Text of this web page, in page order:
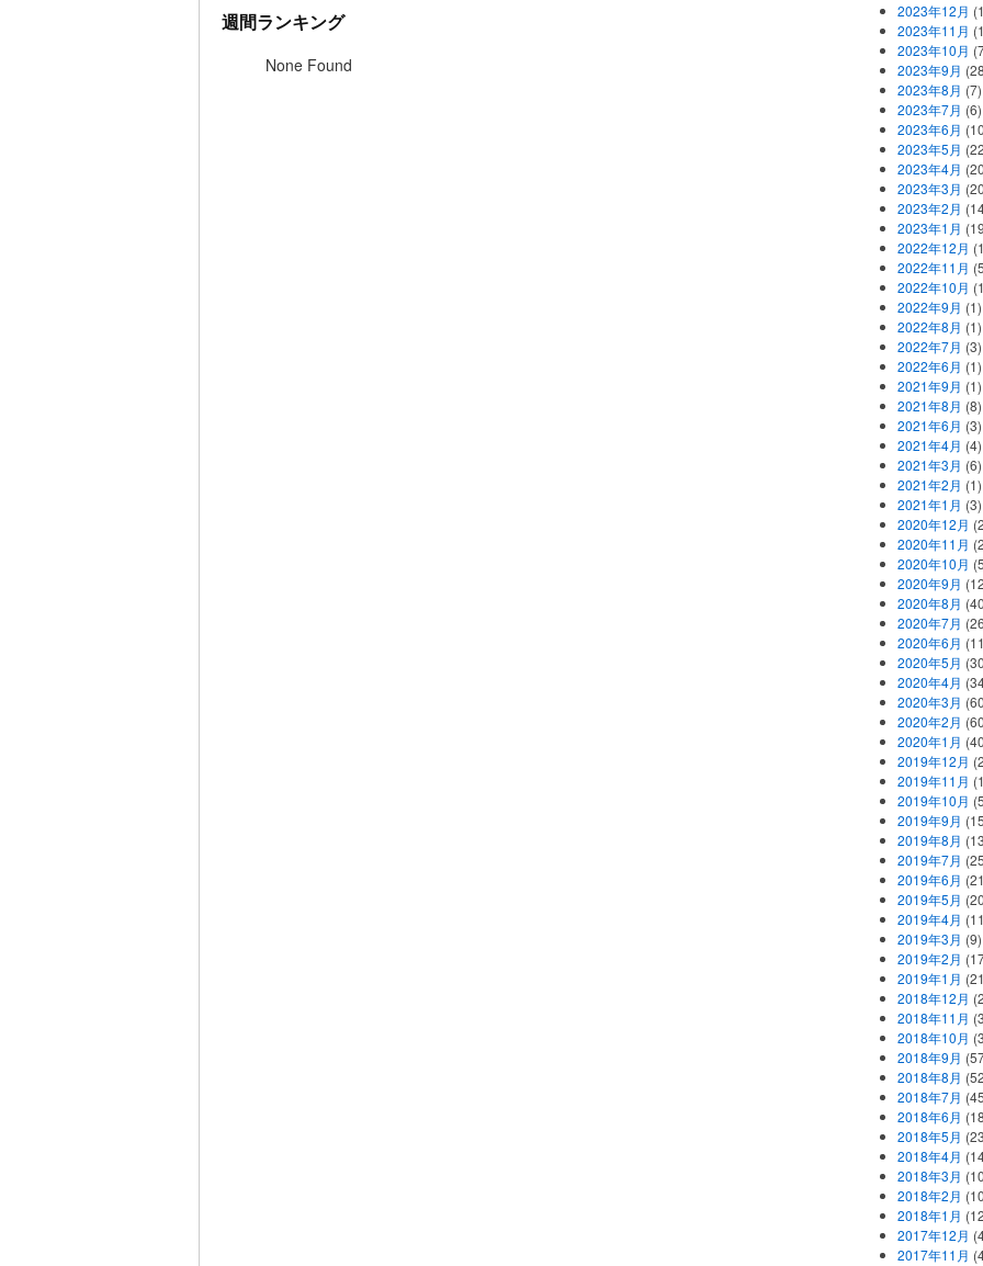
週間ランキング
None Found
2023年12月
2023年11月
2023年10月
2023年9月
2023年8月 (7)
2023年7月 (6)
2023年6月
2023年5月
2023年4月
2023年3月
2023年2月
2023年1月
2022年12月
2022年11月
2022年10月
2022年9月 (1)
2022年8月 (1)
2022年7月 (3)
2022年6月 (1)
2021年9月 (1)
2021年8月 (8)
2021年6月 (3)
2021年4月 (4)
2021年3月 (6)
2021年2月 (1)
2021年1月 (3)
2020年12月
2020年11月
2020年10月
2020年9月
2020年8月
2020年7月
2020年6月
2020年5月
2020年4月
2020年3月
2020年2月
2020年1月
2019年12月
2019年11月
2019年10月
2019年9月
2019年8月
2019年7月
2019年6月
2019年5月
2019年4月
2019年3月 (9)
2019年2月
2019年1月
2018年12月
2018年11月
2018年10月
2018年9月
2018年8月
2018年7月
2018年6月
2018年5月
2018年4月
2018年3月
2018年2月
2018年1月
2017年12月
2017年11月